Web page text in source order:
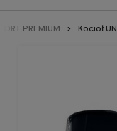
PREMIUM Kocioł